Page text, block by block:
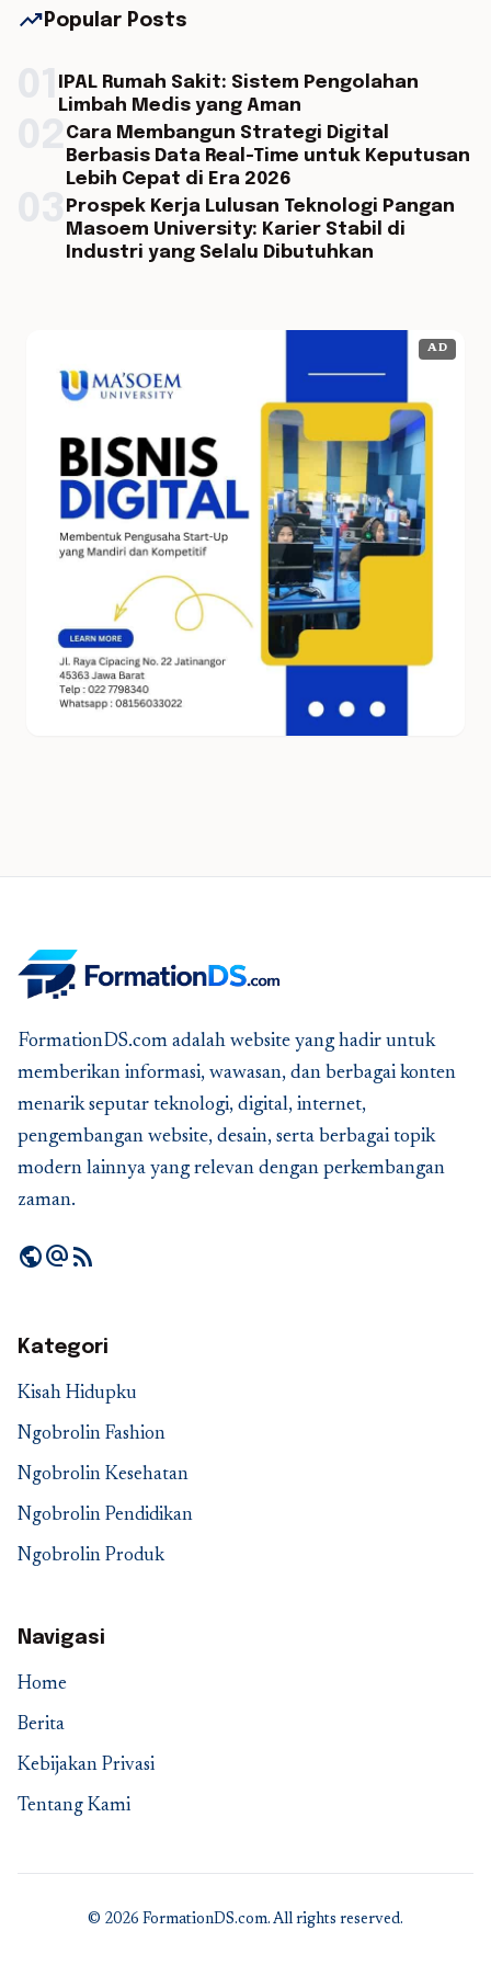
trending_up Popular Posts
IPAL Rumah Sakit: Sistem Pengolahan
Limbah Medis yang Aman
Cara Membangun Strategi Digital
Berbasis Data Real-Time untuk Keputusan
Lebih Cepat di Era 2026
Prospek Kerja Lulusan Teknologi Pangan
Masoem University: Karier Stabil di
Industri yang Selalu Dibutuhkan
AD
FormationDS.com adalah website yang hadir untuk
memberikan informasi, wawasan, dan berbagai konten
menarik seputar teknologi, digital, internet,
pengembangan website, desain, serta berbagai topik
modern lainnya yang relevan dengan perkembangan
zaman.
publicalternate_emailrss_feed
Kategori
Kisah Hidupku
Ngobrolin Fashion
Ngobrolin Kesehatan
Ngobrolin Pendidikan
Ngobrolin Produk
Navigasi
Home
Berita
Kebijakan Privasi
Tentang Kami
© 2026 FormationDS.com. All rights reserved.